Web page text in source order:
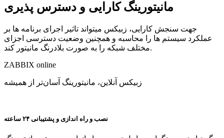
مانیتورینگ کارایی و دسترس پذیری
جهت سنجش کارایی، زبیکس میتواند تاثیر اجرای برنامه ها بر
عملکرد سیستم ها را محاسبه و همچنین وضعیت دسترسی اجزای
مختلف شبکه را به صورت بلادرنگ مانیتور کند.
ZABBIX online
زبیکس آنلاین، مانیتورینگ آسان‌تر از همیشه
نصب و راه اندازی و پشتیبانی ۲۴ ساعته